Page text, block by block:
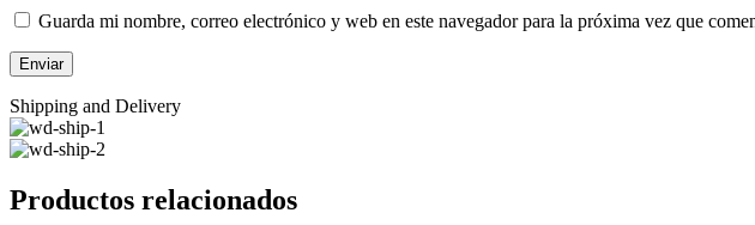
Guarda mi nombre, correo electrónico y web en este navegador para la próxima vez que
Shipping and Delivery
Productos relacionados